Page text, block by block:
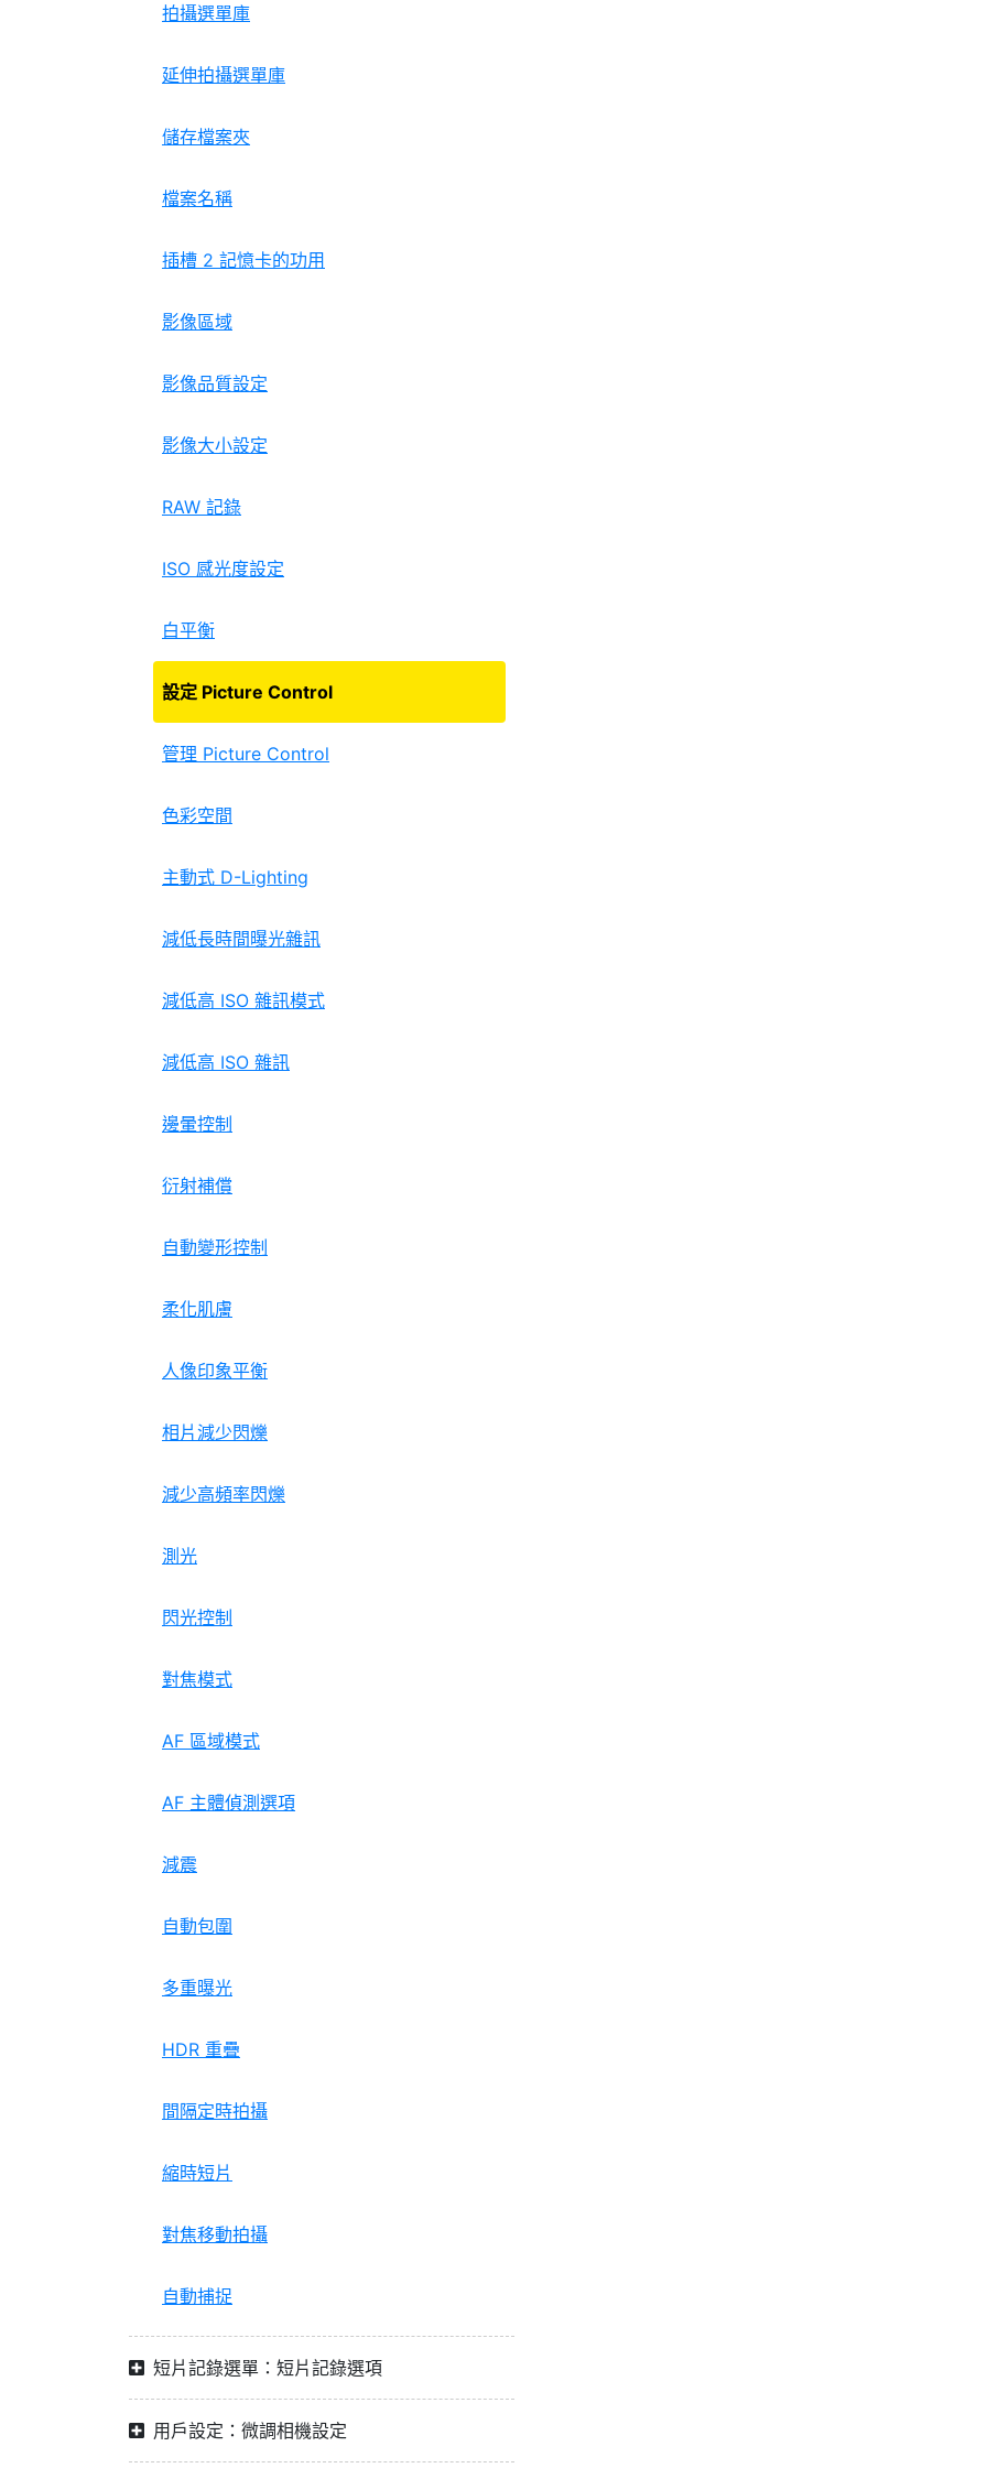
拍攝選單庫
延伸拍攝選單庫
儲存檔案夾
檔案名稱
插槽 2 記憶卡的功用
影像區域
影像品質設定
影像大小設定
RAW 記錄
ISO 感光度設定
白平衡
設定 Picture Control
管理 Picture Control
色彩空間
主動式 D-Lighting
減低長時間曝光雜訊
減低高 ISO 雜訊模式
減低高 ISO 雜訊
邊暈控制
衍射補償
自動變形控制
柔化肌膚
人像印象平衡
相片減少閃爍
減少高頻率閃爍
測光
閃光控制
對焦模式
AF 區域模式
AF 主體偵測選項
減震
自動包圍
多重曝光
HDR 重疊
間隔定時拍攝
縮時短片
對焦移動拍攝
自動捕捉
短片記錄選單：短片記錄選項
用戶設定：微調相機設定